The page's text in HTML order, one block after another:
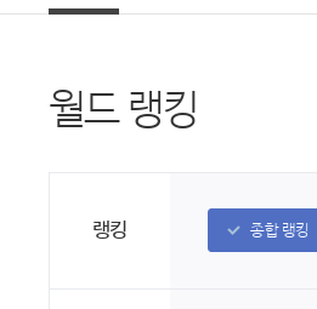
월드 랭킹
랭킹 종합 랭킹